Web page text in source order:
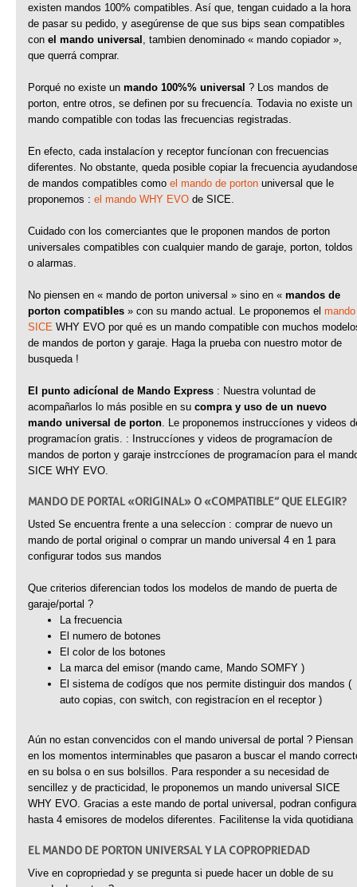
existen mandos 100% compatibles. Así que, tengan cuidado a la hora
de pasar su pedido, y asegúrense de que sus bips sean compatibles
con el mando universal
, tambien denominado « mando copiador »,
que querrá comprar.
Porqué no existe un mando 100%% universal ? Los mandos de
porton, entre otros, se definen por su frecuencía. Todavia no existe un
mando compatible con todas las frecuencias registradas.
En efecto, cada instalacíon y receptor funcíonan con frecuencias
diferentes. No obstante, queda posible copiar la frecuencia ayudandose
de mandos compatibles como el mando de porton universal que le
proponemos : el mando WHY EVO de SICE.
Cuidado con los comerciantes que le proponen mandos de porton
universales compatibles con cualquier mando de garaje, porton, toldos
o alarmas.
No piensen en « mando de porton universal » sino en « mandos de
porton compatibles » con su mando actual. Le proponemos el mando
SICE WHY EVO por qué es un mando compatible con muchos
de mandos de porton y garaje. Haga la prueba con nuestro motor de
busqueda !
El punto adicíonal de Mando Express : Nuestra voluntad de
acompañarlos lo más posible en su compra y uso de un nuevo
mando universal de porton . Le proponemos instruccíones y videos
programacíon gratis. : Instruccíones y videos de programacíon de
mandos de porton y garaje instrccíones de programacíon para el
SICE WHY EVO.
MANDO DE PORTAL « ORIGINAL » O « COMPATIBLE” QUE ELEGIR ?
Usted Se encuentra frente a una seleccíon : comprar de nuevo un
mando de portal original o comprar un mando universal 4 en 1 para
configurar todos sus mandos
Que criterios diferencian todos los modelos de mando de puerta de
garaje/portal ?
La frecuencia
El numero de botones
El color de los botones
La marca del emisor (mando came, Mando SOMFY )
El sistema de codígos que nos permite distinguir dos mandos (
auto copias, con switch, con registracíon en el receptor )
Aún no estan convencidos con el mando universal de portal ? Piensan
en los momentos interminables que pasaron a buscar el mando
en su bolsa o en sus bolsillos. Para responder a su necesidad de
sencillez y de practicidad, le proponemos un mando universal SICE
WHY EVO. Gracias a este mando de portal universal, podran
hasta 4 emisores de modelos diferentes. Facilitense la vida quotidiana
EL MANDO DE PORTON UNIVERSAL Y LA COPROPRIEDAD
Vive en copropriedad y se pregunta si puede hacer un doble de su